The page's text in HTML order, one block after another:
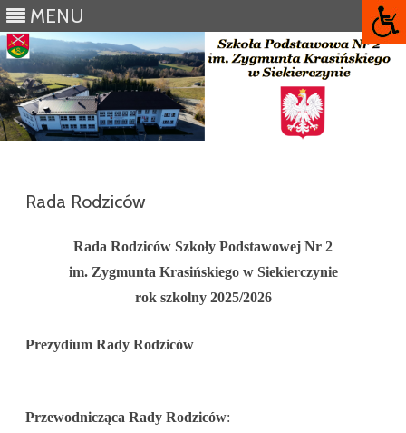
MENU
Rada Rodziców
Rada Rodziców Szkoły Podstawowej Nr 2
im. Zygmunta Krasińskiego w Siekierczynie
rok szkolny 2025/2026
Prezydium Rady Rodziców
Przewodnicząca Rady Rodziców: